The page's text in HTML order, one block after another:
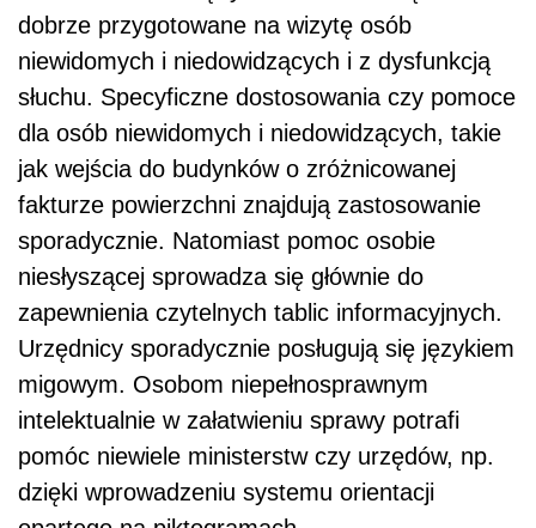
dobrze przygotowane na wizytę osób
niewidomych i niedowidzących i z dysfunkcją
słuchu. Specyficzne dostosowania czy pomoce
dla osób niewidomych i niedowidzących, takie
jak wejścia do budynków o zróżnicowanej
fakturze powierzchni znajdują zastosowanie
sporadycznie. Natomiast pomoc osobie
niesłyszącej sprowadza się głównie do
zapewnienia czytelnych tablic informacyjnych.
Urzędnicy sporadycznie posługują się językiem
migowym. Osobom niepełnosprawnym
intelektualnie w załatwieniu sprawy potrafi
pomóc niewiele ministerstw czy urzędów, np.
dzięki wprowadzeniu systemu orientacji